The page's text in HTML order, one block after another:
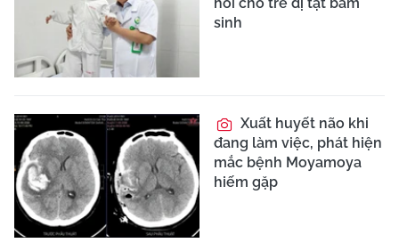
sinh
Xuất huyết não khi
đang làm việc, phát hiện
mắc bệnh Moyamoya
hiếm gặp